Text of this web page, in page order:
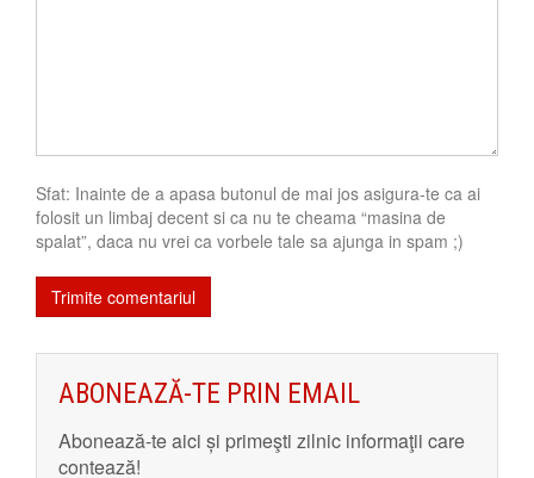
Sfat: Inainte de a apasa butonul de mai jos asigura-te ca ai
folosit un limbaj decent si ca nu te cheama “masina de
spalat”, daca nu vrei ca vorbele tale sa ajunga in spam ;)
ABONEAZĂ-TE PRIN EMAIL
Abonează-te aici și primeşti zilnic informaţii care
contează!